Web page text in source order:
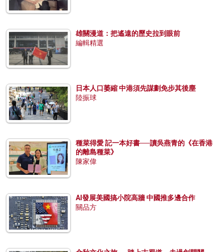
雄關漫道：把遙遠的歷史拉到眼前
編輯精選
日本人口萎縮 中港須先謀劃免步其後塵
陸振球
種菜得愛 記一本好書──讀吳燕青的《在香港
的離島種菜》
陳家偉
AI發展美國搞小院高牆 中國推多邊合作
關品方